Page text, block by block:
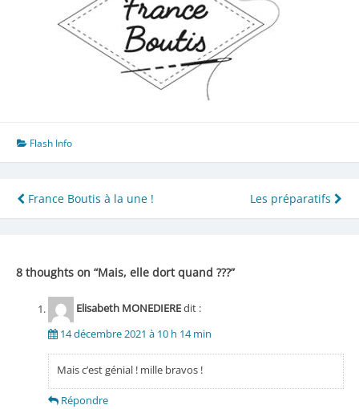
Flash Info
Navigation
de
France Boutis à la une ! Les préparatifs
8 thoughts on “Mais, elle dort quand ???”
Elisabeth MONEDIEREdit :
14 décembre 2021 à 10 h 14 min
Mais c’est génial ! mille bravos !
Répondre